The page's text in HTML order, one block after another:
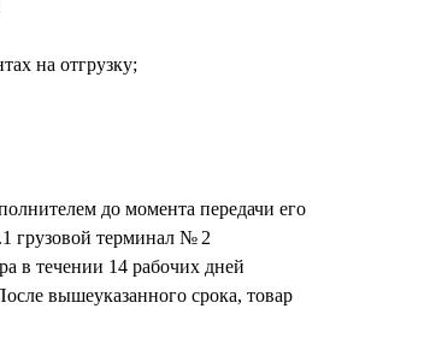
на отгрузку;
до момента передачи его
грузовой терминал № 2
в течении 14 рабочих дней
вышеуказанного срока, товар